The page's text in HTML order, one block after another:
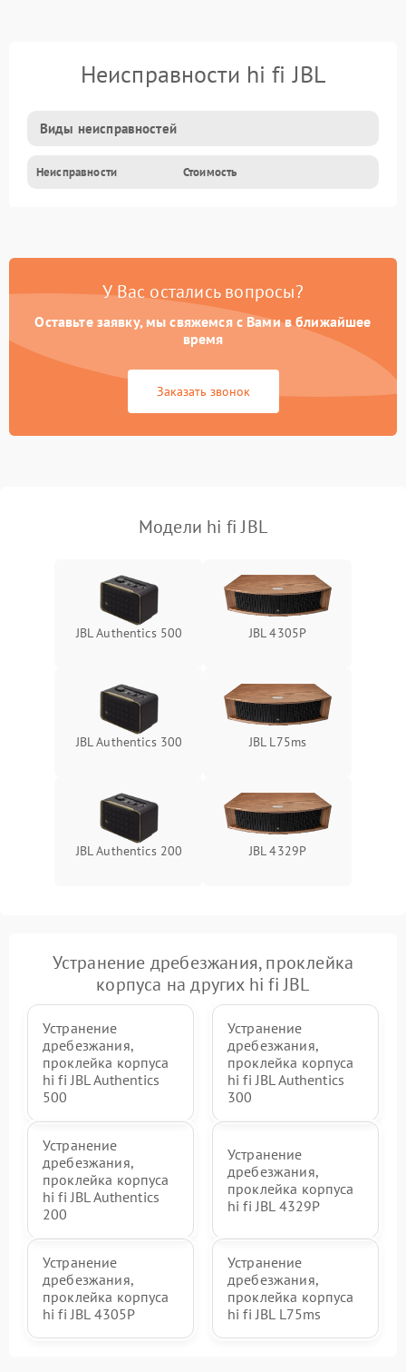
Неисправности hi fi JBL
Виды неисправностей
Неисправности Стоимость
У Вас остались вопросы?
Оставьте заявку, мы свяжемся с Вами в ближайшее
время
Заказать звонок
Модели hi fi JBL
JBL Authentics 500 JBL 4305P
JBL Authentics 300 JBL L75ms
JBL Authentics 200 JBL 4329P
Устранение дребезжания, проклейка
корпуса на других hi fi JBL
Устранение
дребезжания,
проклейка корпуса
hi fi JBL Authentics
500
Устранение
дребезжания,
проклейка корпуса
hi fi JBL Authentics
300
Устранение
дребезжания,
проклейка корпуса
hi fi JBL Authentics
200
Устранение
дребезжания,
проклейка корпуса
hi fi JBL 4329P
Устранение
дребезжания,
проклейка корпуса
hi fi JBL 4305P
Устранение
дребезжания,
проклейка корпуса
hi fi JBL L75ms